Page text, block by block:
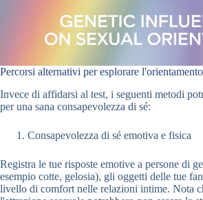
Percorsi alternativi per esplorare
Invece di affidarsi al test, i seguenti metodi
per una sana consapevolezza di sé:
Consapevolezza di sé emotiva e fisica
Registra le tue risposte emotive a persone di
esempio cotte, gelosia), gli oggetti delle tue
livello di comfort nelle relazioni intime. Nota